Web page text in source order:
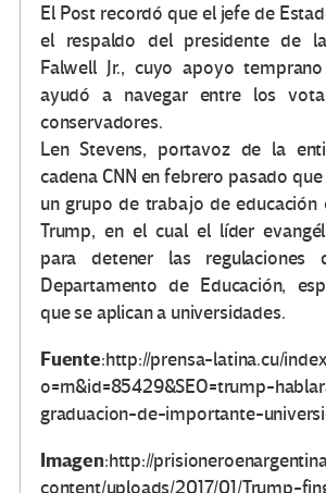
El Post recordó que el jefe de
el respaldo del presidente de
Falwell Jr., cuyo apoyo
ayudó a navegar entre los
conservadores.
Len Stevens, portavoz de la
cadena CNN en febrero pasado
un grupo de trabajo de educación
Trump, en el cual el líder
para detener las regulaciones
Departamento de Educación,
que se aplican a universidades.
Fuente:http://prensa-latina.cu/
o=rn&id=85429&SEO=trump-
graduacion-de-importante-
Imagen:http://